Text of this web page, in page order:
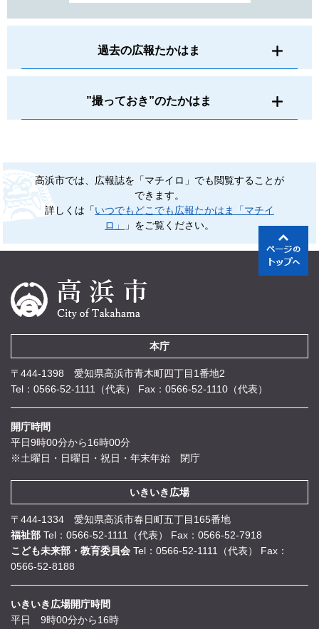
過去の広報たかはま
”撮っておき”のたかはま
高浜市では、広報誌を「マチイロ」でも閲覧することが
できます。
詳しくは「いつでもどこでも広報たかはま「マチイ
ロ」
」をご覧ください。
本庁
〒444-1398 愛知県高浜市青木町四丁目1番地2
Tel：0566-52-1111（代表）
Fax：0566-52-1110（代表）
開庁時間
平日9時00分から16時00分
※土曜日・日曜日・祝日・年末年始 閉庁
いきいき広場
〒444-1334 愛知県高浜市春日町五丁目165番地
福祉部 Tel：0566-52-1111（代表）
Fax：0566-52-7918
こども未来部・教育委員会 Tel：0566-52-1111（代表）
Fax：
0566-52-8188
いきいき広場開庁時間
平日 9時00分から16時